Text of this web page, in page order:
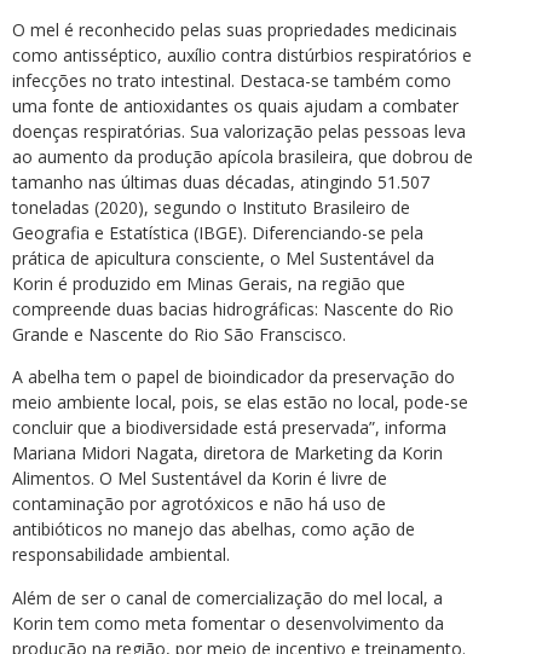
O mel é reconhecido pelas suas propriedades medicinais
como antisséptico, auxílio contra distúrbios respiratórios e
infecções no trato intestinal. Destaca-se também como
uma fonte de antioxidantes os quais ajudam a combater
doenças respiratórias. Sua valorização pelas pessoas leva
ao aumento da produção apícola brasileira, que dobrou de
tamanho nas últimas duas décadas, atingindo 51.507
toneladas (2020), segundo o Instituto Brasileiro de
Geografia e Estatística (IBGE). Diferenciando-se pela
prática de apicultura consciente, o Mel Sustentável da
Korin é produzido em Minas Gerais, na região que
compreende duas bacias hidrográficas: Nascente do Rio
Grande e Nascente do Rio São Franscisco.
A abelha tem o papel de bioindicador da preservação do
meio ambiente local, pois, se elas estão no local, pode-se
concluir que a biodiversidade está preservada”, informa
Mariana Midori Nagata, diretora de Marketing da Korin
Alimentos. O Mel Sustentável da Korin é livre de
contaminação por agrotóxicos e não há uso de
antibióticos no manejo das abelhas, como ação de
responsabilidade ambiental.
Além de ser o canal de comercialização do mel local, a
Korin tem como meta fomentar o desenvolvimento da
produção na região, por meio de incentivo e treinamento.